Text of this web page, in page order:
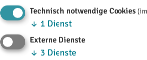
12. - 25.10.26
Technisch notwendige Cookies
↓ 1 Dienst
Externe Dienste
↓ 3 Dienste